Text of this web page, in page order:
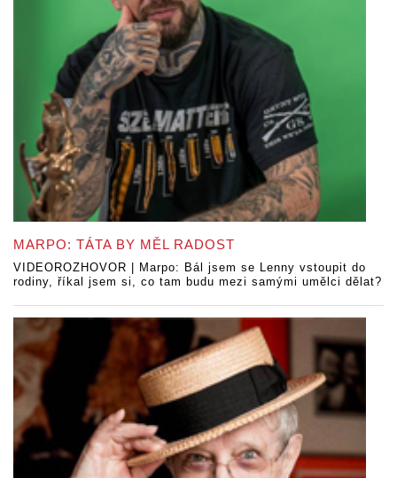
MARPO: TÁTA BY MĚL RADOST
VIDEOROZHOVOR | Marpo: Bál jsem se Lenny vstoupit do
rodiny, říkal jsem si, co tam budu mezi samými umělci dělat?